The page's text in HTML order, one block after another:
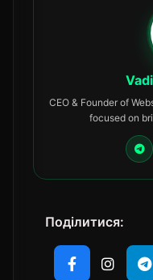
CEO & Founder of
focused on
Поділитися: